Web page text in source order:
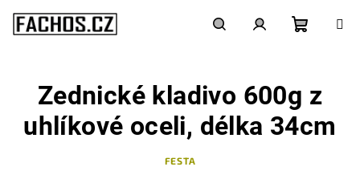
obsah
košík
Zednické kladivo 600g z
uhlíkové oceli, délka 34cm
FESTA